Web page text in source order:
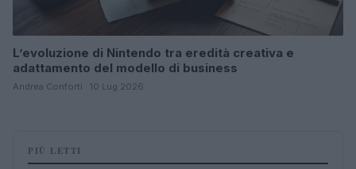
L’evoluzione di Nintendo tra eredità creativa e
adattamento del modello di business
Andrea Conforti · 10 Lug 2026
PIÙ LETTI